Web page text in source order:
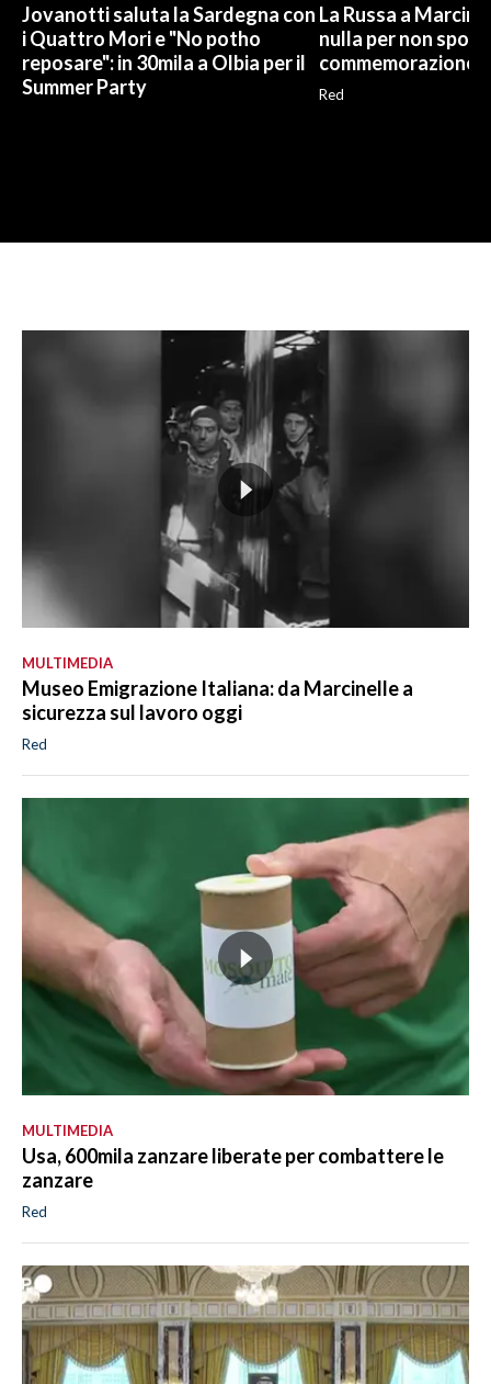
Jovanotti saluta la Sardegna con
i Quattro Mori e "No potho
reposare": in 30mila a Olbia per il
Summer Party
La Russa a
nulla per non
commemorazione
Red
MULTIMEDIA
Museo Emigrazione Italiana: da Marcinelle a
sicurezza sul lavoro oggi
Red
MULTIMEDIA
Usa, 600mila zanzare liberate per combattere le
zanzare
Red